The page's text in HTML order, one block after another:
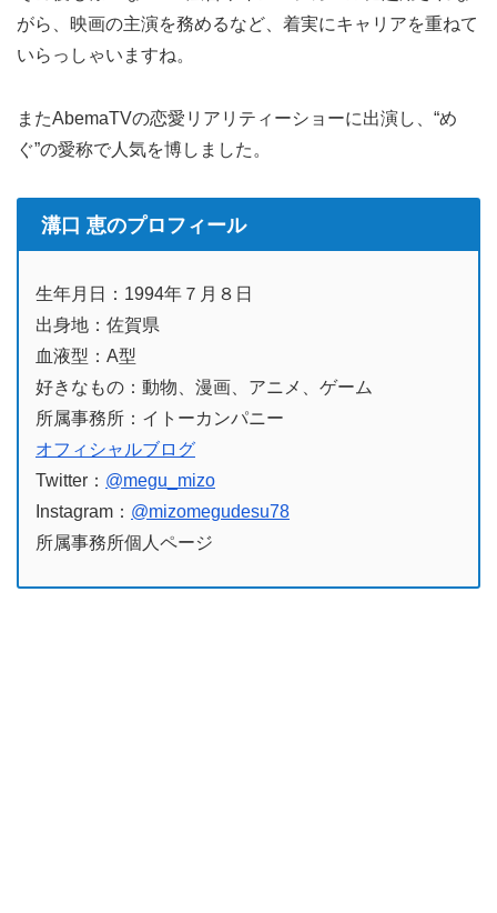
がら、映画の主演を務めるなど、着実にキャリアを重ねて
いらっしゃいますね。
またAbemaTVの恋愛リアリティーショーに出演し、“め
ぐ”の愛称で人気を博しました。
溝口 恵のプロフィール
生年月日：1994年７月８日
出身地：佐賀県
血液型：A型
好きなもの：動物、漫画、アニメ、ゲーム
所属事務所：イトーカンパニー
オフィシャルブログ
Twitter： @megu_mizo
Instagram： @mizomegudesu78
所属事務所個人ページ